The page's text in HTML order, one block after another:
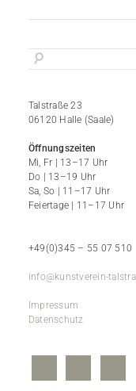
Talstraße 23
06120 Halle (Saale)
Öffnungszeiten
Mi, Fr | 13–17 Uhr
Do | 13–19 Uhr
Sa, So | 11–17 Uhr
Feiertage | 11–17 Uhr
+49(0)345 – 55 07 510
info@kunstverein-
Impressum
Datenschutz